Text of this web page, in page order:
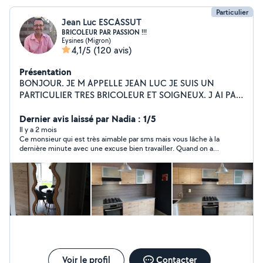
Particulier
Jean Luc ESCASSUT
BRICOLEUR PAR PASSION !!!
Eysines (Migron)
4,1/5 (120 avis)
Présentation
BONJOUR. JE M APPELLE JEAN LUC JE SUIS UN
PARTICULIER TRES BRICOLEUR ET SOIGNEUX. J AI PAS
BRICOLAGE ET PETIT TRAVAUX PETITE PLOMBERIE ET
ENLEVEMENT DE DECHETS VERTS ET
GRAVATS.PASSAGE DE TONDEUSE. ENORMEMENT DE
CONNAISSANCES EN ÉLECTRICITÉ. MONTAGE DE
MEUBLES. MONTAGE DE CUISINE ET DE SALLE DE
BAIN.
Dernier avis laissé par Nadia : 1/5
Il y a 2 mois
Ce monsieur qui est très aimable par sms mais vous lâche à la
dernière minute avec une excuse bien travailler. Quand on a
préparer à disposition puis qu’il met un plan c’est
INADMISSIBLE ! J’aurai dû écouter les autres avis
Voir le profil Contacter